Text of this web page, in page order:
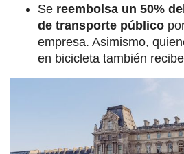
Se reembolsa un 50%
de transporte público
empresa. Asimismo,
en bicicleta también